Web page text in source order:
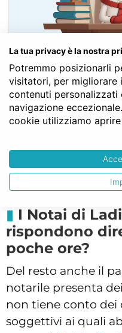
Contatta
I Notai di
rispondono
poche ore?
Del resto anche il
notarile presenta
non tiene conto dei
soggettivi ai quali
La tua privacy è la nostra
Potremmo posizionarli
visitatori, per migliorare
contenuti
navigazione
cookie utilizziamo